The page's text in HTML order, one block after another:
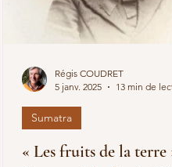
Paulmier Les années
Ayrault
« Les fruits de la terre
Sumatra
Régis COUDRET
5 janv. 2025
13 min de